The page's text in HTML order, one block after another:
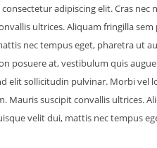
adipiscing elit. Cras
ultrices. Aliquam fringilla
nec tempus eget, pharetra ut
posuere at, vestibulum quis
elit sollicitudin pulvinar. Morbi vel
Mauris suscipit convallis ultrices.
velit dui, mattis nec tempus